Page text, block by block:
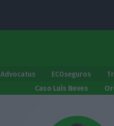
Advocatus ECOseguros
Caso Luís Neves